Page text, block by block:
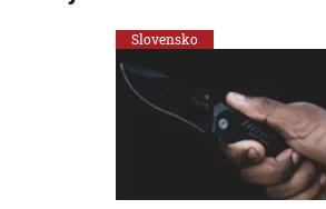
Slovensko